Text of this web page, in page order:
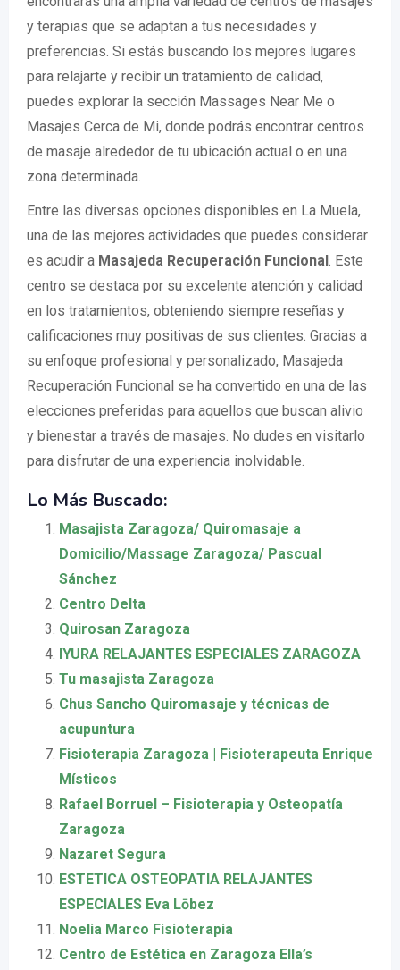
y terapias que se adaptan a tus necesidades y
preferencias. Si estás buscando los mejores lugares
para relajarte y recibir un tratamiento de calidad,
puedes explorar la sección Massages Near Me o
Masajes Cerca de Mi, donde podrás encontrar centros
de masaje alrededor de tu ubicación actual o en una
zona determinada.
Entre las diversas opciones disponibles en La Muela,
una de las mejores actividades que puedes considerar
es acudir a Masajeda Recuperación Funcional . Este
centro se destaca por su excelente atención y calidad
en los tratamientos, obteniendo siempre reseñas y
calificaciones muy positivas de sus clientes. Gracias a
su enfoque profesional y personalizado, Masajeda
Recuperación Funcional se ha convertido en una de las
elecciones preferidas para aquellos que buscan alivio
y bienestar a través de masajes. No dudes en visitarlo
para disfrutar de una experiencia inolvidable.
Lo Más Buscado:
Masajista Zaragoza/ Quiromasaje a
Domicilio/Massage Zaragoza/ Pascual
Sánchez
Centro Delta
Quirosan Zaragoza
IYURA RELAJANTES ESPECIALES ZARAGOZA
Tu masajista Zaragoza
Chus Sancho Quiromasaje y técnicas de
acupuntura
Fisioterapia Zaragoza | Fisioterapeuta Enrique
Místicos
Rafael Borruel – Fisioterapia y Osteopatía
Zaragoza
Nazaret Segura
ESTETICA OSTEOPATIA RELAJANTES
ESPECIALES Eva Lōbez
Noelia Marco Fisioterapia
Centro de Estética en Zaragoza Ella’s